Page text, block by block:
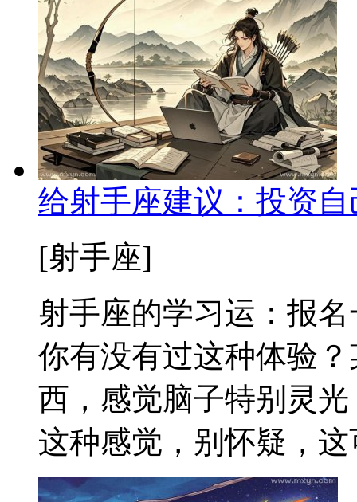
给射手座建议：投资
[射手座]
射手座的学习运：报
你有没有过这种体验
西，感觉脑子特别灵
这种感觉，别怀疑，